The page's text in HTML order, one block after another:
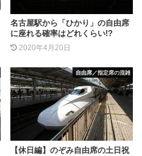
名古屋駅から「ひかり」の自由席
に座れる確率はどれくらい!?
2020年4月20日
自由席／指定席の混雑
【休日編】のぞみ自由席の土日祝